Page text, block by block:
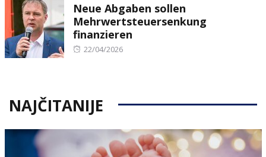
Neue Abgaben sollen
Mehrwertsteuersenkung
finanzieren
Posted
22/04/2026
NAJČITANIJE